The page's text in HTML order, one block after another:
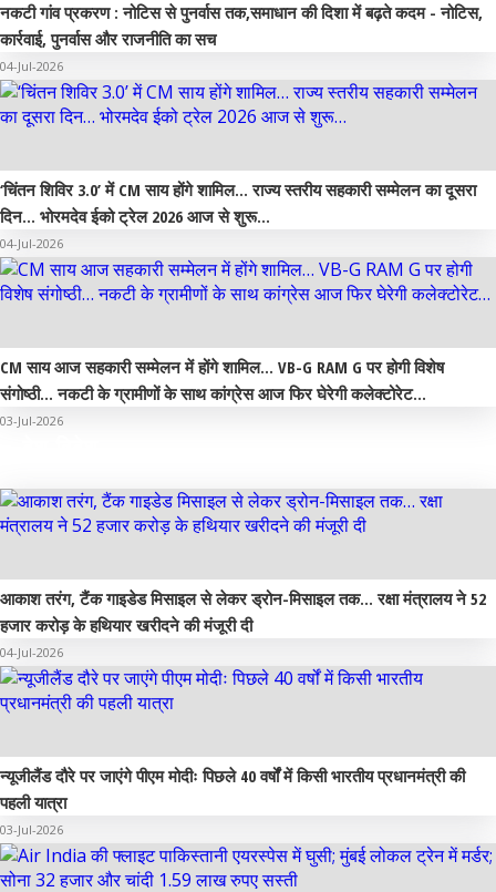
नकटी गांव प्रकरण : नोटिस से पुनर्वास तक,समाधान की दिशा में बढ़ते कदम - नोटिस,
कार्रवाई, पुनर्वास और राजनीति का सच
04-Jul-2026
‘चिंतन शिविर 3.0’ में CM साय होंगे शामिल… राज्य स्तरीय सहकारी सम्मेलन का दूसरा
दिन… भोरमदेव ईको ट्रेल 2026 आज से शुरू…
04-Jul-2026
CM साय आज सहकारी सम्मेलन में होंगे शामिल… VB-G RAM G पर होगी विशेष
संगोष्ठी… नकटी के ग्रामीणों के साथ कांग्रेस आज फिर घेरेगी कलेक्टोरेट…
03-Jul-2026
आकाश तरंग, टैंक गाइडेड मिसाइल से लेकर ड्रोन-मिसाइल तक… रक्षा मंत्रालय ने 52
हजार करोड़ के हथियार खरीदने की मंजूरी दी
04-Jul-2026
न्यूजीलैंड दौरे पर जाएंगे पीएम मोदीः पिछले 40 वर्षों में किसी भारतीय प्रधानमंत्री की
पहली यात्रा
03-Jul-2026